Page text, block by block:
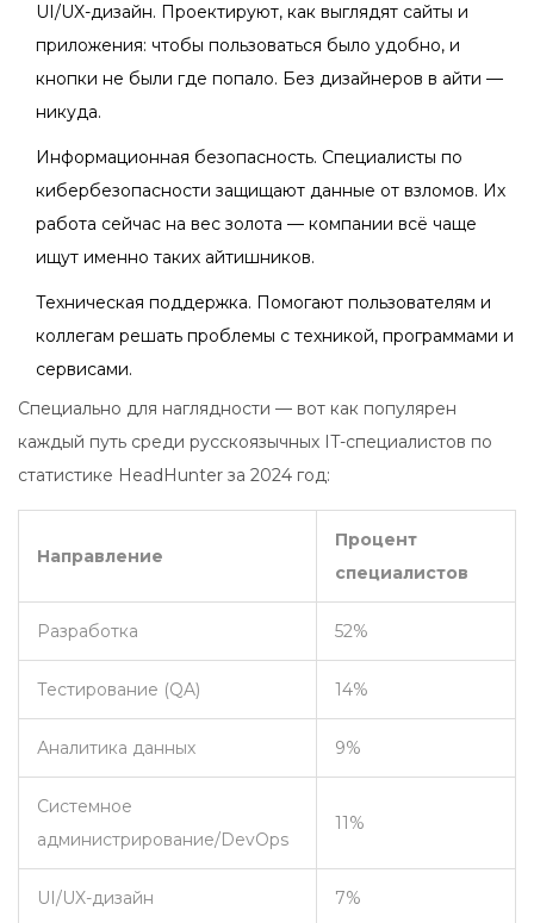
UI/UX-дизайн. Проектируют, как выглядят сайты и
приложения: чтобы пользоваться было удобно, и
кнопки не были где попало. Без дизайнеров в айти —
никуда.
Информационная безопасность. Специалисты по
кибербезопасности защищают данные от взломов. Их
работа сейчас на вес золота — компании всё чаще
ищут именно таких айтишников.
Техническая поддержка. Помогают пользователям и
коллегам решать проблемы с техникой, программами и
сервисами.
Специально для наглядности — вот как популярен
каждый путь среди русскоязычных IT-специалистов по
статистике HeadHunter за 2024 год:
Направление
Процент
специалистов
Разработка 52%
Тестирование (QA) 14%
Аналитика данных 9%
Системное
администрирование/DevOps
11%
UI/UX-дизайн 7%